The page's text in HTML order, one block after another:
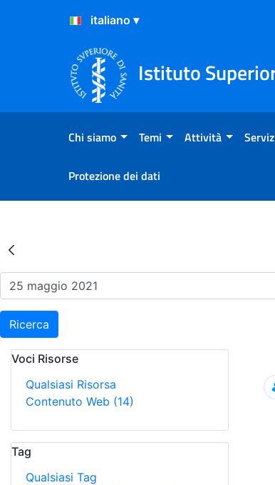
Salta al Contenuto
Salta al Footer
Istituto
Chi siamo Temi Attività
Protezione dei dati
Risultati della Ricerca -
Ricerca
Voci Risorse
Qualsiasi Risorsa
Contenuto Web (14)
Tag
Qualsiasi Tag